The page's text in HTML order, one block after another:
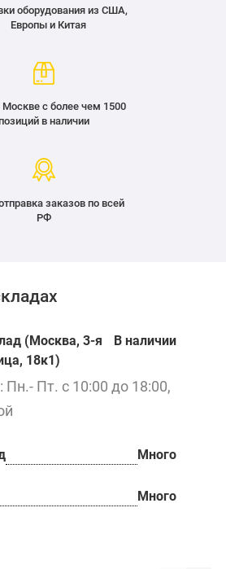
оборудования из США,
Европы и Китая
Москве с более чем 1500
в наличии
заказов по всей
РФ
(Москва, 3-я
18к1)
В наличии
Пт. с 10:00 до 18:00,
Много
Много